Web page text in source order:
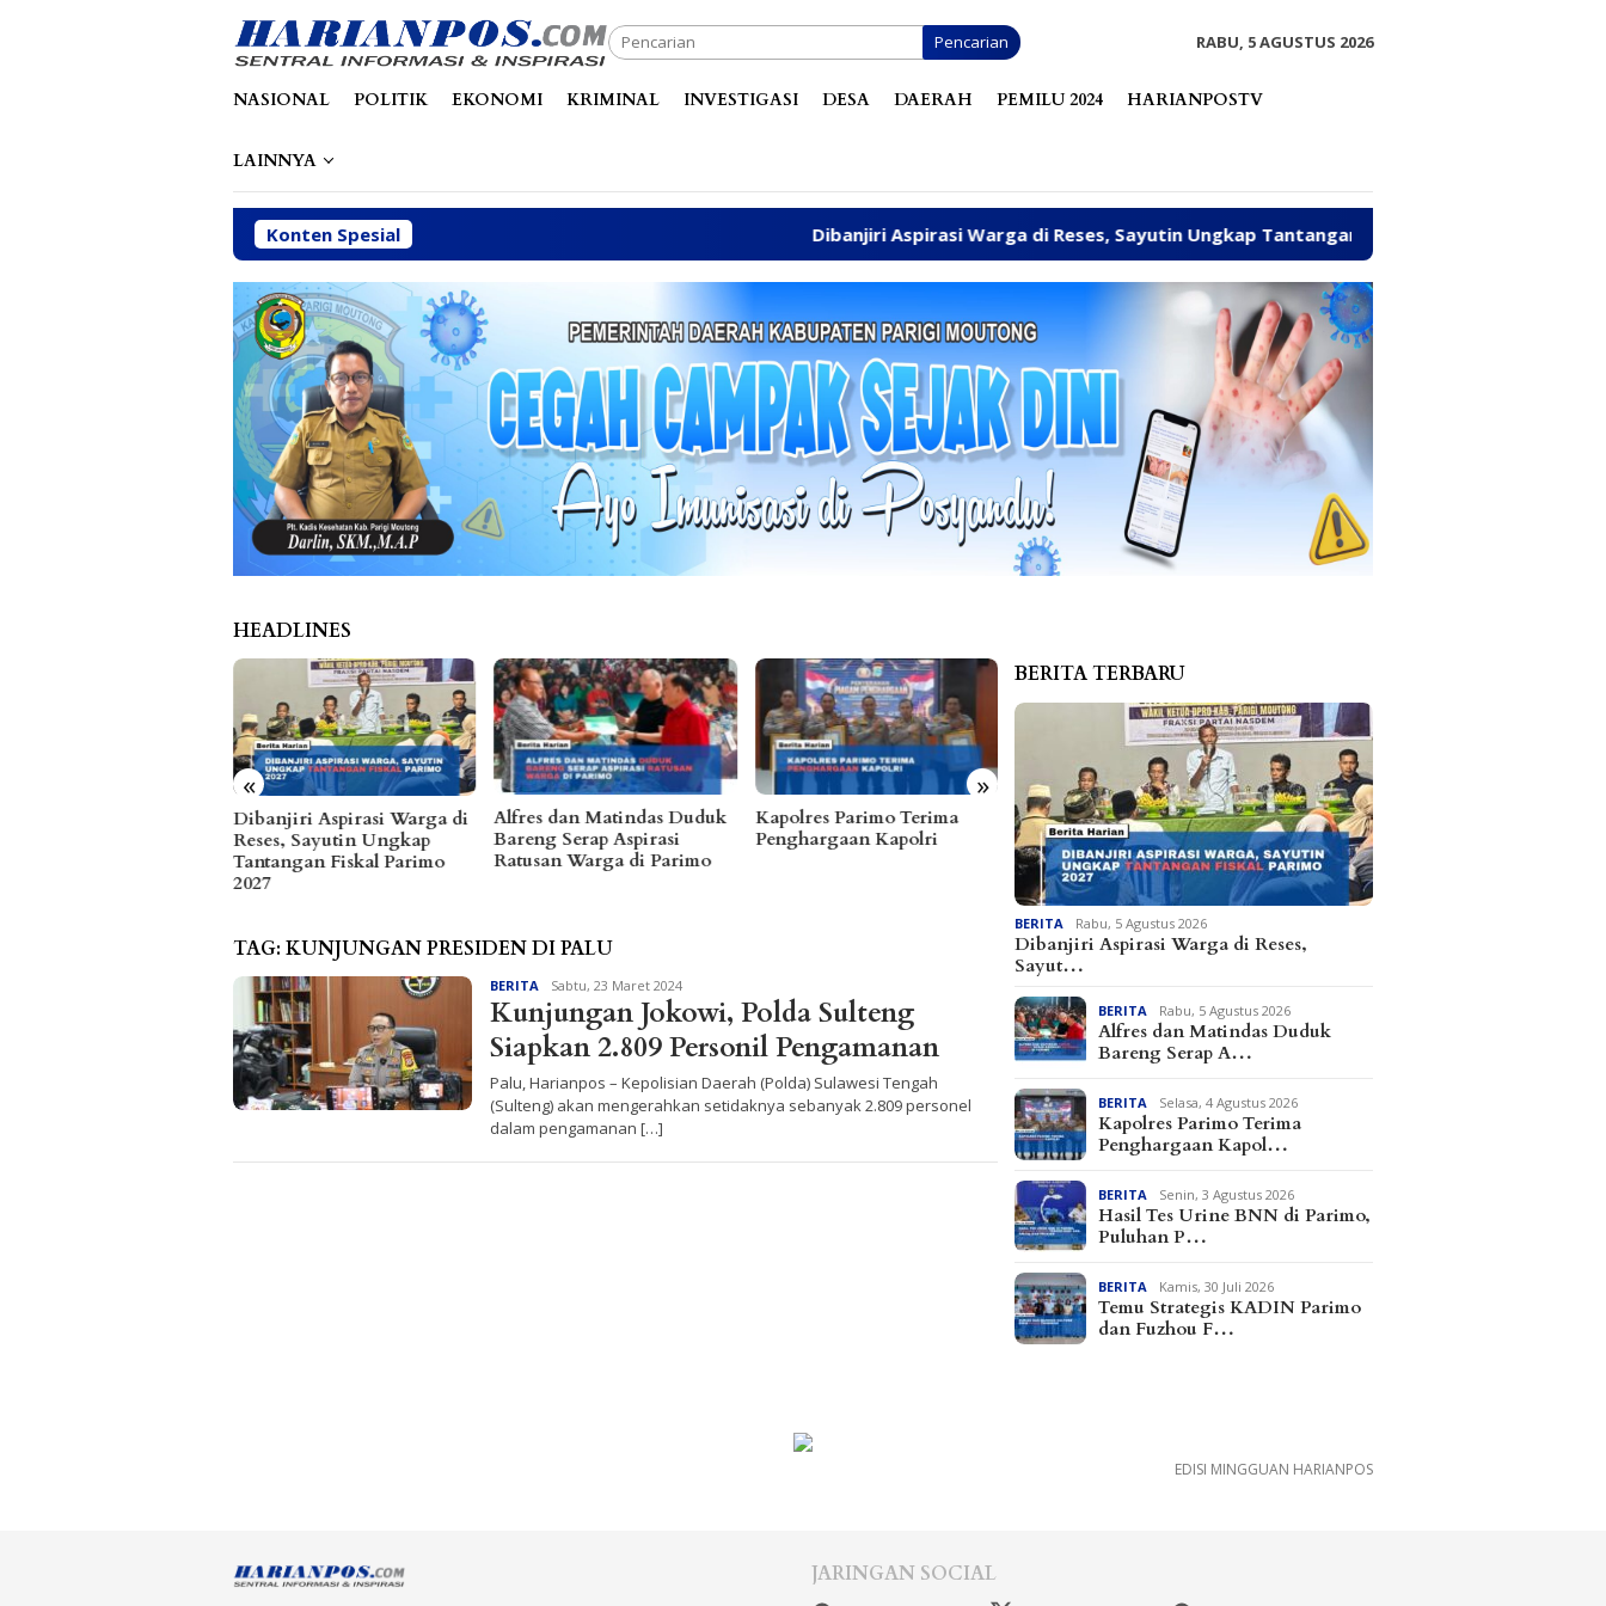
Pencarian RABU, 5 AGUSTUS 2026
NASIONAL POLITIK EKONOMI KRIMINAL INVESTIGASI DESA DAERAH PEMILU 2024 HARIANPOSTV
LAINNYA
Konten Spesial Dibanjiri Aspirasi Warga di Reses, Sayutin Ungkap Tantangan Fiskal Parimo 2027
HEADLINES
« »
Dibanjiri Aspirasi Warga di
Tantangan Fiskal Parimo
Alfres dan Matindas Duduk
Bareng Serap Aspirasi
Ratusan Warga di Parimo
Kapolres Parimo Terima
Penghargaan Kapolri
Hasil Tes Urine BNN di
Parimo, Puluhan Positif
Terdiri dari ASN, Anleg,
Temu Strategis KADIN
Parimo dan Fuzhou Fruit
Industry Bahas
Perdagangan Holtikultura
Sulteng
Hasil Tes Urine ASN Parimo
Belum Diumumkan, KIPAN:
Jangan Hanya Sekadar
Seremonial
TAG: KUNJUNGAN PRESIDEN DI PALU
BERITA Redaksi
Sabtu, 23 Maret 2024
Kunjungan Jokowi, Polda Sulteng
Siapkan 2.809 Personil Pengamanan
Palu, Harianpos – Kepolisian Daerah (Polda) Sulawesi Tengah
(Sulteng) akan mengerahkan setidaknya sebanyak 2.809 personel
dalam pengamanan […]
BERITA TERBARU
BERITA Rabu, 5 Agustus 2026
Dibanjiri Aspirasi Warga di Reses,
Sayut…
BERITA Rabu, 5 Agustus 2026
Alfres dan Matindas Duduk
Bareng Serap A…
BERITA Selasa, 4 Agustus 2026
Kapolres Parimo Terima
Penghargaan Kapol…
BERITA Senin, 3 Agustus 2026
Hasil Tes Urine BNN di Parimo,
Puluhan P…
BERITA Kamis, 30 Juli 2026
Temu Strategis KADIN Parimo
dan Fuzhou F…
EDISI MINGGUAN HARIANPOS
JARINGAN SOCIAL